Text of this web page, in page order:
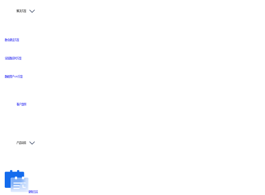
解决方案
数仓建设方案
全链路实时方案
数据资产API方案
客户案例
产品动态
更新日志